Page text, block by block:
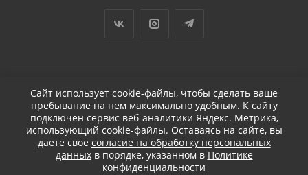
2026 © ДЕТЕЙЛИНГ-МАРКЕТ АВТОНОВЬЕ
Сайт использует cookie-файлы, чтобы сделать ваше
пребывание на нем максимально удобным. К cайту
подключен сервис веб-аналитики Яндекс. Метрика,
использующий cookie-файлы. Оставаясь на сайте, вы
даете свое согласие на обработку персональных
данныхв порядке, указанном в Политике
конфиденциальности